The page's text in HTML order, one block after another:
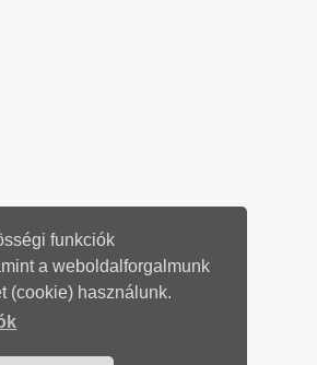
funkciók
a weboldalforgalmunk
(cookie) használunk.